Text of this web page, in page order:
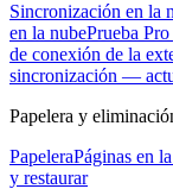
Sincronización en la
en la nubePrueba
de conexión de la
sincronización —
Papelera y
PapeleraPáginas en
y restaurar